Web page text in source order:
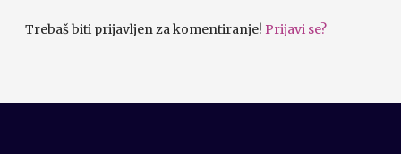
Trebaš biti prijavljen za komentiranje! Prijavi se?